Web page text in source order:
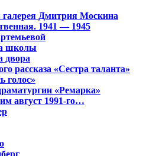
галерея Дмитрия Москина
1941 — 1945
школы
двора
рассказа «Сестра таланта»
голос»
«Ремарка»
август 1991-го…